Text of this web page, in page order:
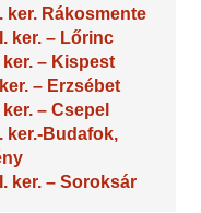
ker. Rákosmente
ker. – Lőrinc
ker. – Kispest
– Erzsébet
– Csepel
ker.-Budafok,
ker. – Soroksár